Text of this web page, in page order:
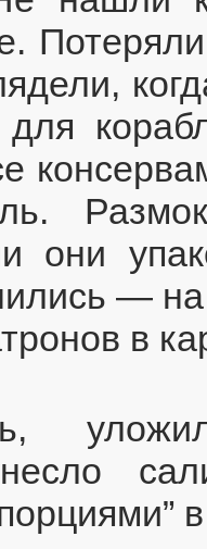
они
— на
в